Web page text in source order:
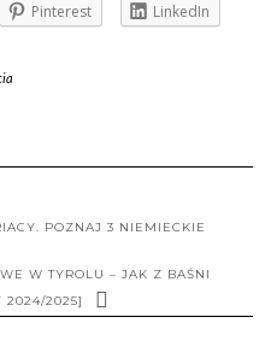
Pinterest LinkedIn
POZNAJ 3 NIEMIECKIE
W TYROLU – JAK Z BAŚNI
2024/2025]